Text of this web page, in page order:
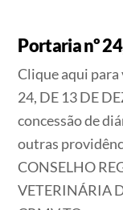
Portaria nº
Clique aqui para
24, DE 13 DE
concessão de
outras
CONSELHO
VETERINÁRIA